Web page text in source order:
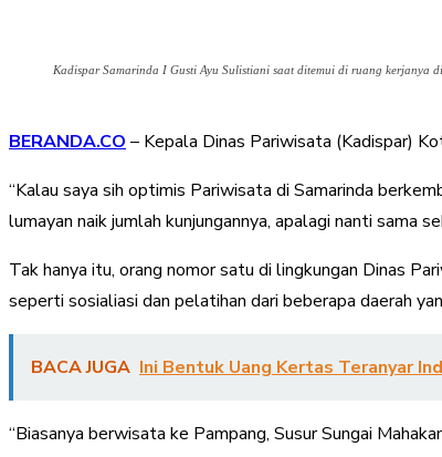
Kadispar Samarinda I Gusti Ayu Sulistiani saat ditemui di ruang
BERANDA.CO – Kepala Dinas Pariwisata (Kadispar)
“Kalau saya sih optimis Pariwisata di Samarinda
lumayan naik jumlah kunjungannya, apalagi nanti sama
Tak hanya itu, orang nomor satu di lingkungan Dinas
seperti sosialiasi dan pelatihan dari beberapa daerah
BACA JUGA Ini Bentuk Uang Kertas Teranyar
“Biasanya berwisata ke Pampang, Susur Sungai